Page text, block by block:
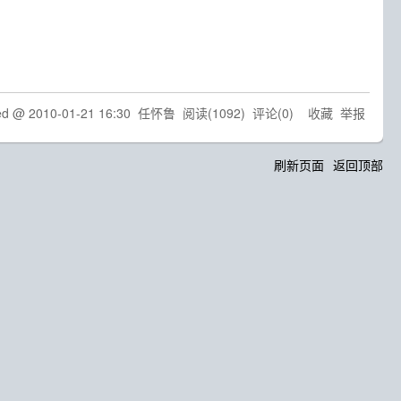
@ 2010-01-21 16:30 任怀鲁 阅读(1092) 评论(0) 收藏 举报
刷新页面 返回顶部